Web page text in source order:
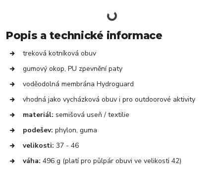
Popis a technické informace
treková kotníková obuv
gumový okop, PU zpevnění paty
voděodolná membrána Hydroguard
vhodná jako vycházková obuv i pro outdoorové aktivity
materiál: semišová useň / textilie
podešev: phylon, guma
velikosti: 37 - 46
váha: 496 g (platí pro půlpár obuvi ve velikosti 42)